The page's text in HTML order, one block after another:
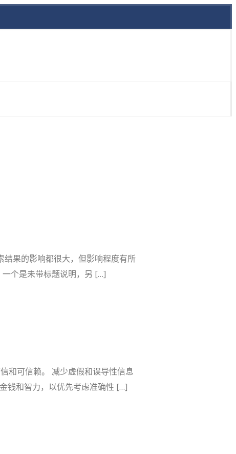
果的影响都很大，但影响程度有所
个是未带标题说明，另 […]
和可信赖。 减少虚假和误导性信息
钱和智力，以优先考虑准确性 […]